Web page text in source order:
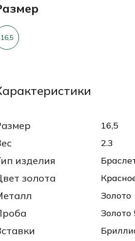
16,5
16,5
2.3
изделия
золота
Золото
Золото